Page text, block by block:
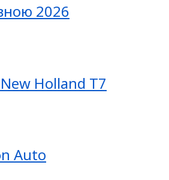
2026
New Holland T7
Auto